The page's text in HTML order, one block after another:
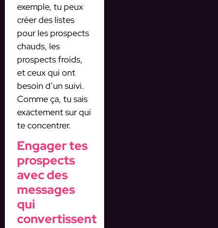
exemple, tu peux
créer des listes
pour les prospects
chauds, les
prospects froids,
et ceux qui ont
besoin d’un suivi.
Comme ça, tu sais
exactement sur qui
te concentrer.
Engager tes
prospects
avec des
messages
qui
convertissent